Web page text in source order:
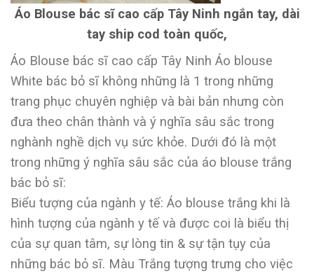
Áo Blouse bác sĩ cao cấp Tây Ninh ngắn tay, dài
tay ship cod toàn quốc,
Áo Blouse bác sĩ cao cấp Tây Ninh Áo blouse
White bác bỏ sĩ không những là 1 trong những
trang phục chuyên nghiệp và bài bản nhưng còn
đưa theo chân thành và ý nghĩa sâu sắc trong
nghành nghề dịch vụ sức khỏe. Dưới đó là một
trong những ý nghĩa sâu sắc của áo blouse trắng
bác bỏ sĩ:
Biểu tượng của ngành y tế: Áo blouse trắng khi là
hình tượng của ngành y tế và được coi là biểu thị
của sự quan tâm, sự lòng tin & sự tận tụy của
những bác bỏ sĩ. Màu Trắng tượng trưng cho việc